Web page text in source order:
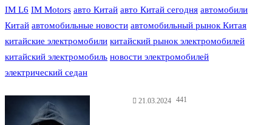
IM L6 IM Motors авто Китай авто Китай сегодня автомобили
Китай автомобильные новости автомобильный рынок Китая
китайские электромобили китайский рынок электромобилей
китайский электромобиль новости электромобилей
электрический седан
21.03.2024 441